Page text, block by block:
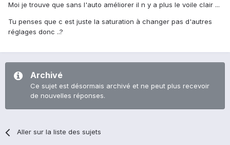
Moi je trouve que sans l'auto améliorer il n y a plus le voile clair ...
Tu penses que c est juste la saturation à changer pas d'autres
réglages donc ..?
Archivé
Ce sujet est désormais archivé et ne peut plus recevoir
de nouvelles réponses.
Aller sur la liste des sujets